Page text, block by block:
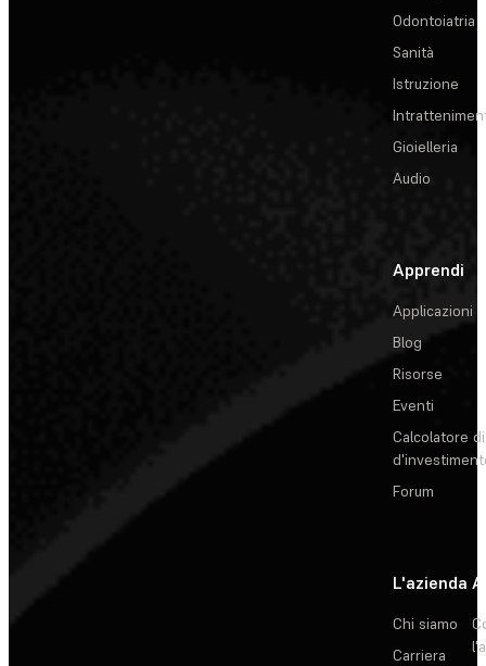
Odontoiatria
Sanità
Istruzione
Gioielleria
Audio
Apprendi
Applicazioni
Blog
Risorse
Eventi
Calcolatore
Forum
L'azienda
Chi siamo
Carriera